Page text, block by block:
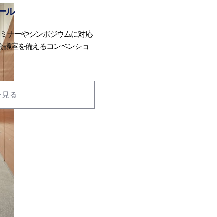
ル
ナーやシンポジウムに対応
議室を備えるコンベンショ
る